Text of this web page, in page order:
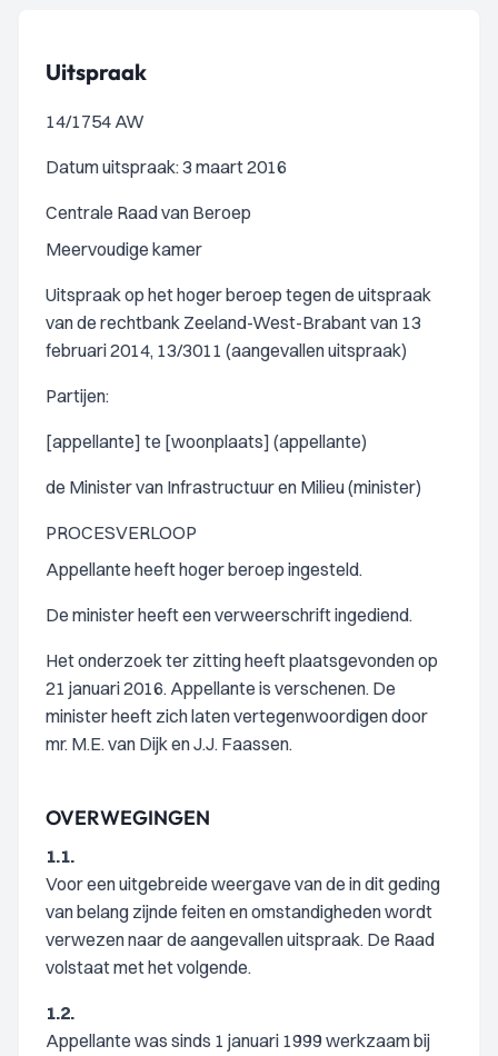
Uitspraak
14/1754 AW
Datum uitspraak: 3 maart 2016
Centrale Raad van Beroep
Meervoudige kamer
Uitspraak op het hoger beroep tegen de uitspraak
van de rechtbank Zeeland-West-Brabant van 13
februari 2014, 13/3011 (aangevallen uitspraak)
Partijen:
[appellante] te [woonplaats] (appellante)
de Minister van Infrastructuur en Milieu (minister)
PROCESVERLOOP
Appellante heeft hoger beroep ingesteld.
De minister heeft een verweerschrift ingediend.
Het onderzoek ter zitting heeft plaatsgevonden op
21 januari 2016. Appellante is verschenen. De
minister heeft zich laten vertegenwoordigen door
mr. M.E. van Dijk en J.J. Faassen.
OVERWEGINGEN
1.1.
Voor een uitgebreide weergave van de in dit geding
van belang zijnde feiten en omstandigheden wordt
verwezen naar de aangevallen uitspraak. De Raad
volstaat met het volgende.
1.2.
Appellante was sinds 1 januari 1999 werkzaam bij